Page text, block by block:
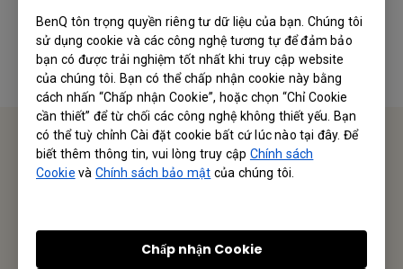
BenQ tôn trọng quyền riêng tư dữ liệu của bạn. Chúng tôi
sử dụng cookie và các công nghệ tương tự để đảm bảo
bạn có được trải nghiệm tốt nhất khi truy cập website
của chúng tôi. Bạn có thể chấp nhận cookie này bằng
cách nhấn “Chấp nhận Cookie”, hoặc chọn “Chỉ Cookie
cần thiết” để từ chối các công nghệ không thiết yếu. Bạn
có thể tuỳ chỉnh Cài đặt cookie bất cứ lúc nào tại đây. Để
biết thêm thông tin, vui lòng truy cập Chính sách
Cookie vàChính sách bảo mật của chúng tôi.
Chấp nhận Cookie
Có Không
Liên hệ chúng tôi
Tác